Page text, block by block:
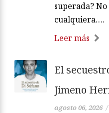
superada?
cualquiera….
Leer más
El
Jimeno
agosto 06, 2026 /